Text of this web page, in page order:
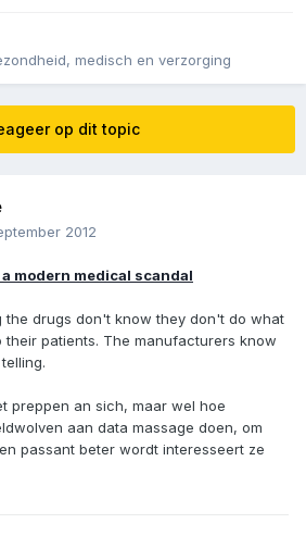
medisch en verzorging
op dit topic
2012
modern medical scandal
the drugs don't know they don't do what
their patients. The manufacturers know
preppen an sich, maar wel hoe
aan data massage doen, om
passant beter wordt interesseert ze